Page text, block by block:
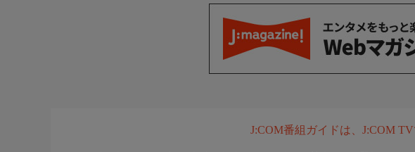
J:COM番組ガイドは、J:COM